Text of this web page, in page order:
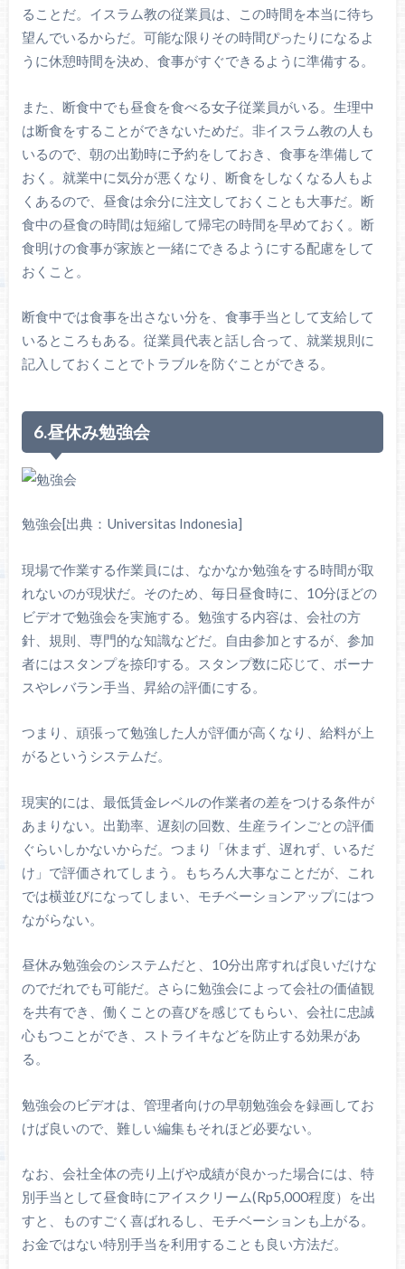
ることだ。イスラム教の従業員は、この時間を本当に待ち
望んでいるからだ。可能な限りその時間ぴったりになるよ
うに休憩時間を決め、食事がすぐできるように準備する。
また、断食中でも昼食を食べる女子従業員がいる。生理中
は断食をすることができないためだ。非イスラム教の人も
いるので、朝の出勤時に予約をしておき、食事を準備して
おく。就業中に気分が悪くなり、断食をしなくなる人もよ
くあるので、昼食は余分に注文しておくことも大事だ。断
食中の昼食の時間は短縮して帰宅の時間を早めておく。断
食明けの食事が家族と一緒にできるようにする配慮をして
おくこと。
断食中では食事を出さない分を、食事手当として支給して
いるところもある。従業員代表と話し合って、就業規則に
記入しておくことでトラブルを防ぐことができる。
6.昼休み勉強会
勉強会[出典：Universitas Indonesia]
現場で作業する作業員には、なかなか勉強をする時間が取
れないのが現状だ。そのため、毎日昼食時に、10分ほどの
ビデオで勉強会を実施する。勉強する内容は、会社の方
針、規則、専門的な知識などだ。自由参加とするが、参加
者にはスタンプを捺印する。スタンプ数に応じて、ボーナ
スやレバラン手当、昇給の評価にする。
つまり、頑張って勉強した人が評価が高くなり、給料が上
がるというシステムだ。
現実的には、最低賃金レベルの作業者の差をつける条件が
あまりない。出勤率、遅刻の回数、生産ラインごとの評価
ぐらいしかないからだ。つまり「休まず、遅れず、いるだ
け」で評価されてしまう。もちろん大事なことだが、これ
では横並びになってしまい、モチベーションアップにはつ
ながらない。
昼休み勉強会のシステムだと、10分出席すれば良いだけな
のでだれでも可能だ。さらに勉強会によって会社の価値観
を共有でき、働くことの喜びを感じてもらい、会社に忠誠
心もつことができ、ストライキなどを防止する効果があ
る。
勉強会のビデオは、管理者向けの早朝勉強会を録画してお
けば良いので、難しい編集もそれほど必要ない。
なお、会社全体の売り上げや成績が良かった場合には、特
別手当として昼食時にアイスクリーム(Rp5,000程度）を出
すと、ものすごく喜ばれるし、モチベーションも上がる。
お金ではない特別手当を利用することも良い方法だ。